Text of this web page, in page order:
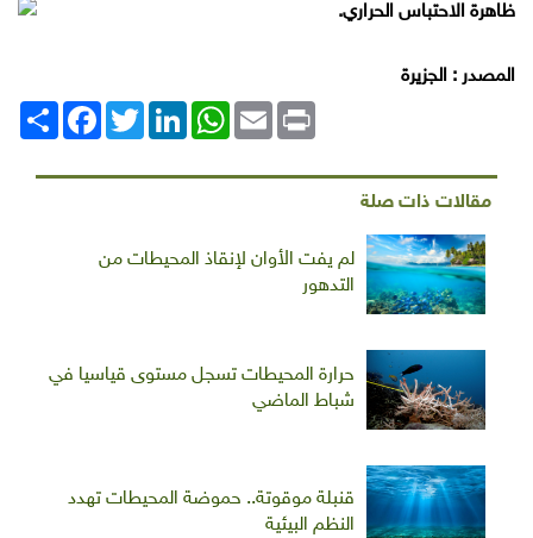
ظاهرة الاحتباس الحراري.
المصدر : الجزيرة
انشر
FacebookTwitterLinkedIn
WhatsAppEmail Print
مقالات ذات صلة
لم يفت الأوان لإنقاذ المحيطات من
التدهور
حرارة المحيطات تسجل مستوى قياسيا في
شباط الماضي
قنبلة موقوتة.. حموضة المحيطات تهدد
النظم البيئية